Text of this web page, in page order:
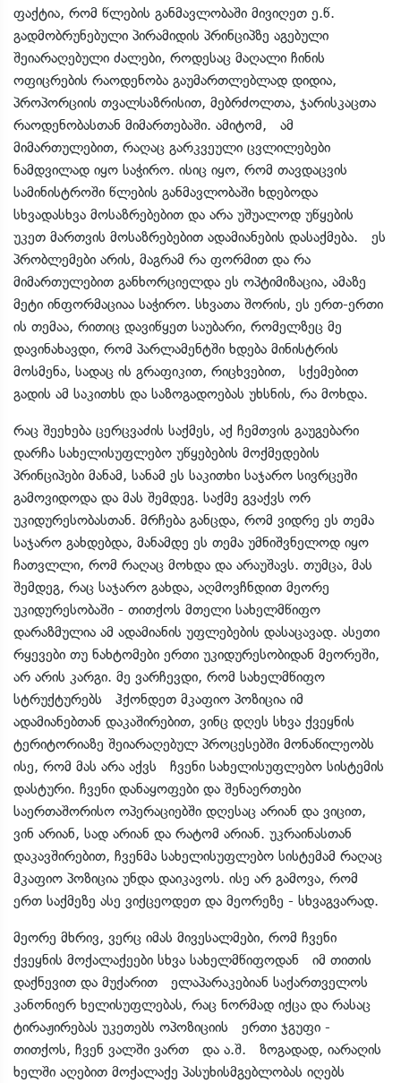
ფაქტია, რომ წლების განმავლობაში მივიღეთ ე.წ.
გადმობრუნებული პირამიდის პრინციპზე აგებული
შეიარაღებული ძალები, როდესაც მაღალი ჩინის
ოფიცრების რაოდენობა გაუმართლებლად დიდია,
პროპორციის თვალსაზრისით, მებრძოლთა, ჯარისკაცთა
რაოდენობასთან მიმართებაში. ამიტომ, ამ
მიმართულებით, რაღაც გარკვეული ცვლილებები
ნამდვილად იყო საჭირო. ისიც იყო, რომ თავდაცვის
სამინისტროში წლების განმავლობაში ხდებოდა
სხვადასხვა მოსაზრებებით და არა უშუალოდ უწყების
უკეთ მართვის მოსაზრებებით ადამიანების დასაქმება. ეს
პრობლემები არის, მაგრამ რა ფორმით და რა
მიმართულებით განხორციელდა ეს ოპტიმიზაცია, ამაზე
მეტი ინფორმაციაა საჭირო. სხვათა შორის, ეს ერთ-ერთი
ის თემაა, რითიც დავიწყეთ საუბარი, რომელზეც მე
დავინახავდი, რომ პარლამენტში ხდება მინისტრის
მოსმენა, სადაც ის გრაფიკით, რიცხვებით, სქემებით
გადის ამ საკითხს და საზოგადოებას უხსნის, რა მოხდა.
რაც შეეხება ცერცვაძის საქმეს, აქ ჩემთვის გაუგებარი
დარჩა სახელისუფლებო უწყებების მოქმედების
პრინციპები მანამ, სანამ ეს საკითხი საჯარო სივრცეში
გამოვიდოდა და მას შემდეგ. საქმე გვაქვს ორ
უკიდურესობასთან. მრჩება განცდა, რომ ვიდრე ეს თემა
საჯარო გახდებდა, მანამდე ეს თემა უმნიშვნელოდ იყო
ჩათვლლი, რომ რაღაც მოხდა და არაუშავს. თუმცა, მას
შემდეგ, რაც საჯარო გახდა, აღმოვჩნდით მეორე
უკიდურესობაში - თითქოს მთელი სახელმწიფო
დარაზმულია ამ ადამიანის უფლებების დასაცავად. ასეთი
რყევები თუ ნახტომები ერთი უკიდურესობიდან მეორეში,
არ არის კარგი. მე ვარჩევდი, რომ სახელმწიფო
სტრუქტურებს ჰქონდეთ მკაფიო პოზიცია იმ
ადამიანებთან დაკაშირებით, ვინც დღეს სხვა ქვეყნის
ტერიტორიაზე შეიარაღებულ პროცესებში მონაწილეობს
ისე, რომ მას არა აქვს ჩვენი სახელისუფლებო სისტემის
დასტური. ჩვენი დანაყოფები და შენაერთები
საერთაშორისო ოპერაციებში დღესაც არიან და ვიცით,
ვინ არიან, სად არიან და რატომ არიან. უკრაინასთან
დაკავშირებით, ჩვენმა სახელისუფლებო სისტემამ რაღაც
მკაფიო პოზიცია უნდა დაიკავოს. ისე არ გამოვა, რომ
ერთ საქმეზე ასე ვიქცეოდეთ და მეორეზე - სხვაგვარად.
მეორე მხრივ, ვერც იმას მივესალმები, რომ ჩვენი
ქვეყნის მოქალაქეები სხვა სახელმწიფოდან იმ თითის
დაქნევით და მუქარით ელაპარაკებიან საქართველოს
კანონიერ ხელისუფლებას, რაც ნორმად იქცა და რასაც
ტირაჟირებას უკეთებს ოპოზიციის ერთი ჯგუფი -
თითქოს, ჩვენ ვალში ვართ და ა.შ. ზოგადად, იარაღის
ხელში აღებით მოქალაქე პასუხისმგებლობას იღებს